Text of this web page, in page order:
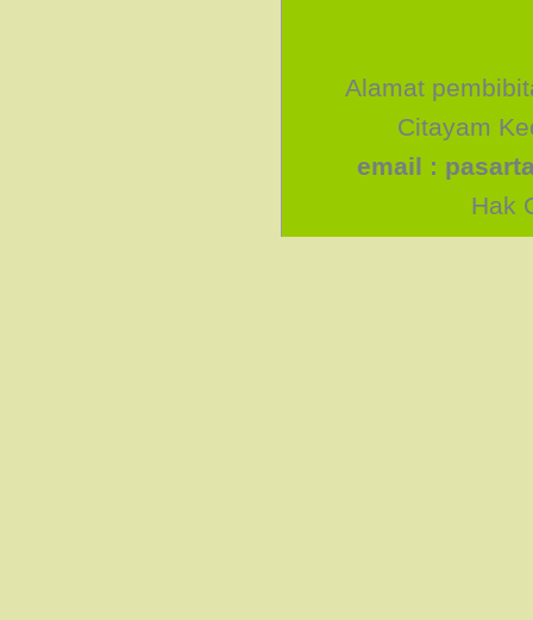
Alamat
Citayam
email :
Hak